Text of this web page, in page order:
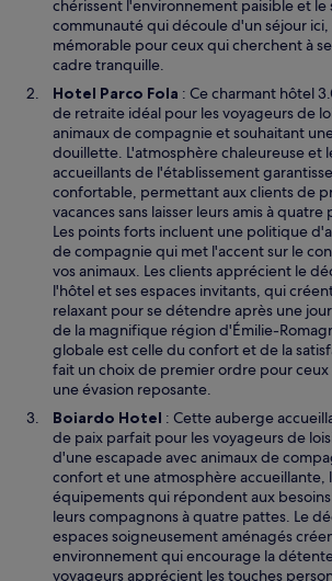
chérissent l'environnement paisible et le
communauté qui découle d'un séjour ici,
mémorable pour ceux qui cherchent à
cadre tranquille.
Hotel Parco Fola : Ce charmant hôtel
de retraite idéal pour les voyageurs de
animaux de compagnie et souhaitant
douillette. L'atmosphère chaleureuse et
accueillants de l'établissement
confortable, permettant aux clients de
vacances sans laisser leurs amis à
Les points forts incluent une politique
de compagnie qui met l'accent sur le
vos animaux. Les clients apprécient le
l'hôtel et ses espaces invitants, qui
relaxant pour se détendre après une
de la magnifique région d'Émilie-
globale est celle du confort et de la
fait un choix de premier ordre pour
une évasion reposante.
Boiardo Hotel : Cette auberge
de paix parfait pour les voyageurs de
d'une escapade avec animaux de
confort et une atmosphère
équipements qui répondent aux
leurs compagnons à quatre pattes. Le
espaces soigneusement aménagés
environnement qui encourage la
voyageurs apprécient les touches